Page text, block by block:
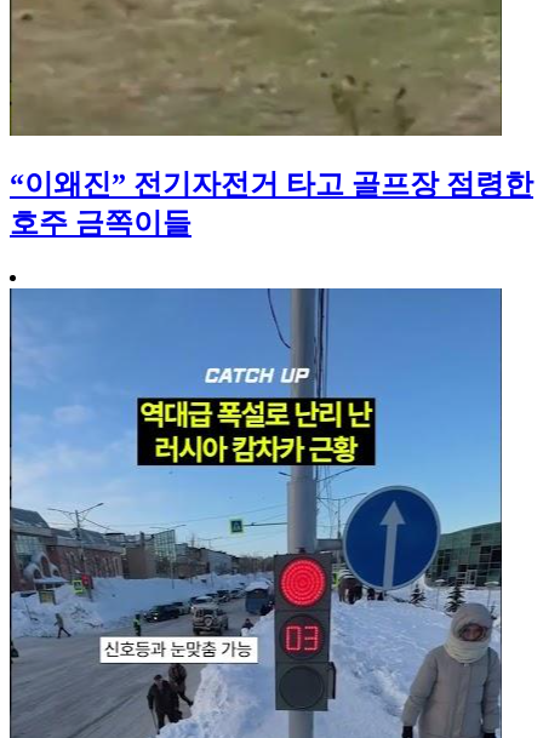
“이왜진” 전기자전거 타고 골프장 점령한
호주 금쪽이들